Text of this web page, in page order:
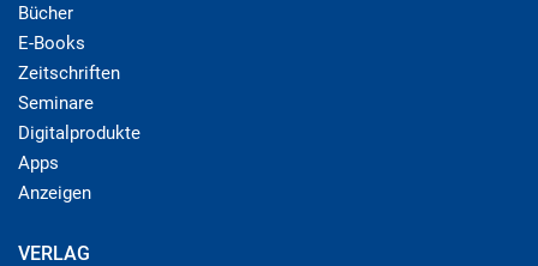
Bücher
E-Books
Zeitschriften
Seminare
Digitalprodukte
Apps
Anzeigen
VERLAG